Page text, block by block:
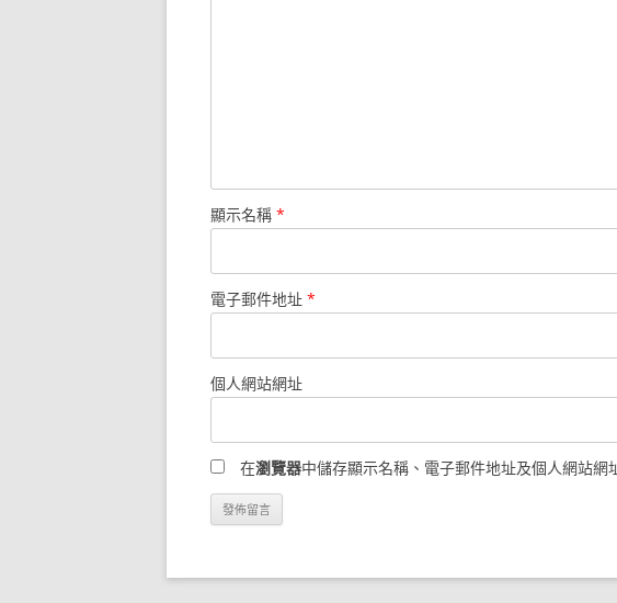
顯示名稱 *
電子郵件地址 *
個人網站網址
在瀏覽器中儲存顯示名稱、電子郵件地址及個人網站網